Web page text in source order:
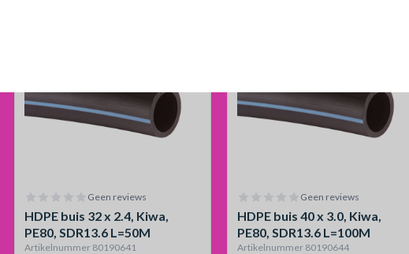
Geen reviews
HDPE buis 32 x 2.4, Kiwa,
PE80, SDR13.6 L=50M
Artikelnummer 80190641
Geen reviews
HDPE buis 40 x 3.0, Kiwa,
PE80, SDR13.6 L=100M
Artikelnummer 80190644